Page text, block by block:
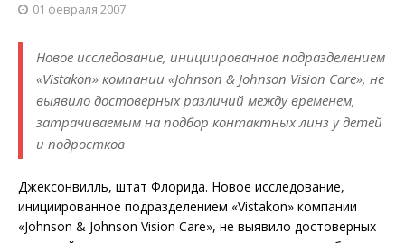
01 февраля 2007
Новое исследование, инициированное подразделением
«Vistakon» компании «Johnson & Johnson Vision Care», не
выявило достоверных различий между временем,
затрачиваемым на подбор контактных линз у детей
и подростков
Джексонвилль, штат Флорида. Новое исследование,
инициированное подразделением «Vistakon» компании
«Johnson & Johnson Vision Care», не выявило достоверных